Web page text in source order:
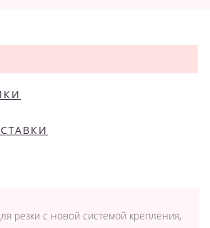
резки с новой системой крепления,